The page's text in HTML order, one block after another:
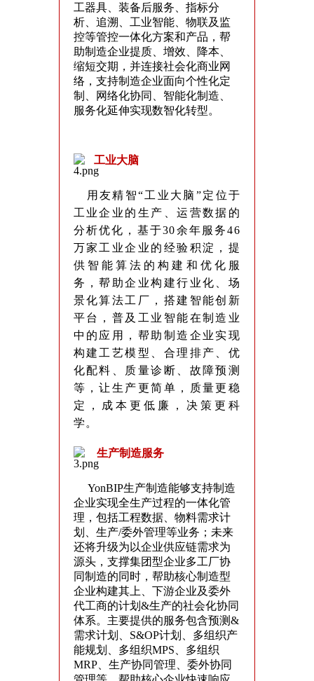
工器具、装备后服务、指标分
析、追溯、工业智能、物联及监
控等管控一体化方案和产品，帮
助制造企业提质、增效、降本、
缩短交期，并连接社会化商业网
络，支持制造企业面向个性化定
制、网络化协同、智能化制造、
服务化延伸实现数智化转型。
工业大脑
用友精智“工业大脑”定位于
工业企业的生产、运营数据的
分析优化，基于30余年服务46
万家工业企业的经验积淀，提
供智能算法的构建和优化服
务，帮助企业构建行业化、场
景化算法工厂，搭建智能创新
平台，普及工业智能在制造业
中的应用，帮助制造企业实现
构建工艺模型、合理排产、优
化配料、质量诊断、故障预测
等，让生产更简单，质量更稳
定，成本更低廉，决策更科
学。
生产制造服务
YonBIP生产制造能够支持制造
企业实现全生产过程的一体化管
理，包括工程数据、物料需求计
划、生产/委外管理等业务；未来
还将升级为以企业供应链需求为
源头，支撑集团型企业多工厂协
同制造的同时，帮助核心制造型
企业构建其上、下游企业及委外
代工商的计划&生产的社会化协同
体系。主要提供的服务包含预测&
需求计划、S&OP计划、多组织产
能规划、多组织MPS、多组织
MRP、生产协同管理、委外协同